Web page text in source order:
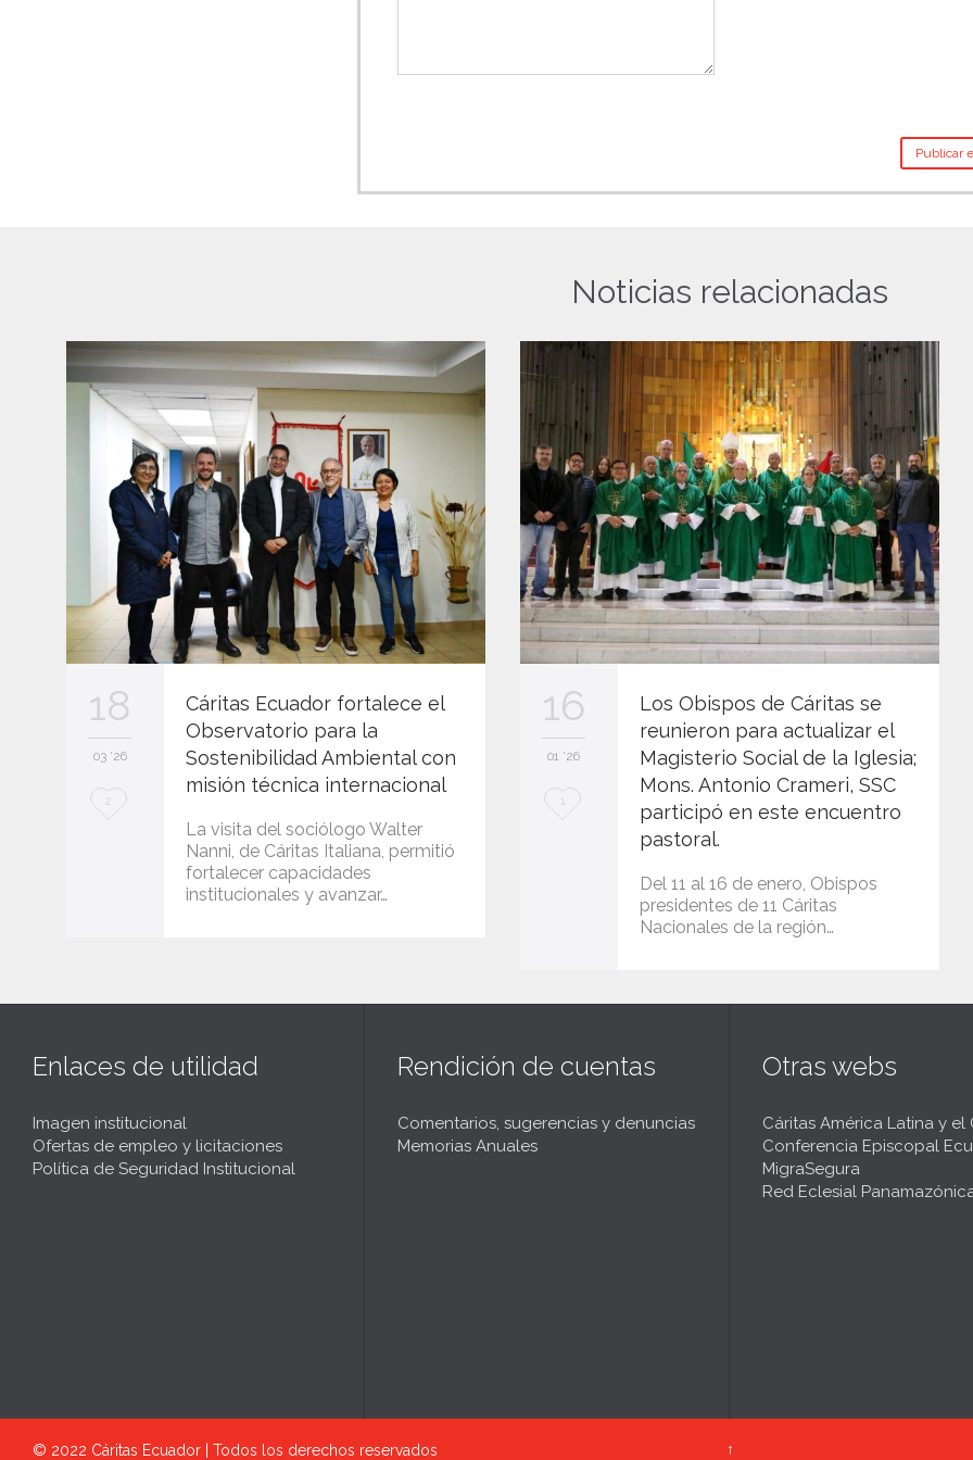
Noticias relacionadas
18
03 '26
L
2
Cáritas Ecuador fortalece el
Observatorio para la
Sostenibilidad Ambiental con
misión técnica internacional
La visita del sociólogo Walter
Nanni, de Cáritas Italiana, permitió
fortalecer capacidades
institucionales y avanzar…
16
01 '26
L1
Los Obispos de Cáritas se
reunieron para actualizar el
Magisterio Social de la Iglesia;
Mons. Antonio Crameri, SSC
participó en este encuentro
pastoral.
Del 11 al 16 de enero, Obispos
presidentes de 11 Cáritas
Nacionales de la región…
Enlaces de utilidad
Imagen institucional
Ofertas de empleo y licitaciones
Política de Seguridad Institucional
Rendición de cuentas
Comentarios, sugerencias y denuncias
Memorias Anuales
Otras webs
Cáritas América Latina y el
Conferencia Episcopal
MigraSegura
Red Eclesial
© 2022 Cáritas Ecuador | Todos los derechos reservados ↑